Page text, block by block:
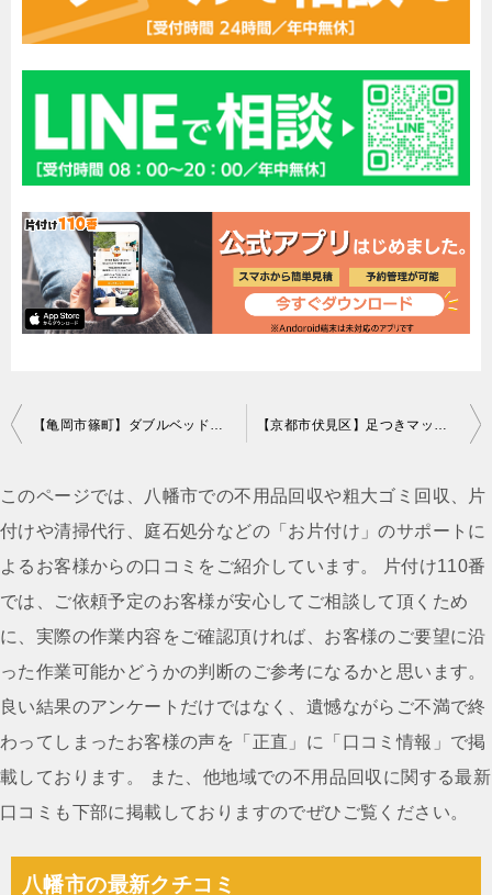
投
ナ
ビ
ゲ
ー
シ
ョ
ン
【亀岡市篠町】ダブルベッドやルームランナーの回収☆大きな家具も処分できお喜びいただけました！ 【京都市伏見区】足つきマットレスの回収ご依頼☆迅速な対応にお喜びいただけました！
このページでは、八幡市での不用品回収や粗大ゴミ回収、片
付けや清掃代行、庭石処分などの「お片付け」のサポートに
よるお客様からの口コミをご紹介しています。 片付け110番
では、ご依頼予定のお客様が安心してご相談して頂くため
に、実際の作業内容をご確認頂ければ、お客様のご要望に沿
った作業可能かどうかの判断のご参考になるかと思います。
良い結果のアンケートだけではなく、遺憾ながらご不満で終
わってしまったお客様の声を「正直」に「口コミ情報」で掲
載しております。 また、他地域での不用品回収に関する最新
口コミも下部に掲載しておりますのでぜひご覧ください。
八幡市の最新クチコミ